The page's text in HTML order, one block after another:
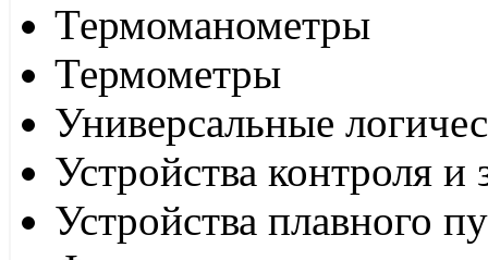
Термоманометры
Термометры
Универсальные
Устройства контроля
Устройства плавного